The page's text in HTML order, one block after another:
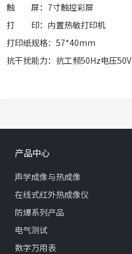
触 屏：7寸触控彩屏
打 印：内置热敏打印机
打印纸规格：57*40mm
抗干扰能力：抗工频50Hz电压50V
产品中心
声学成像与热成像
在线式红外热成像仪
防爆系列产品
电气测试
数字万用表